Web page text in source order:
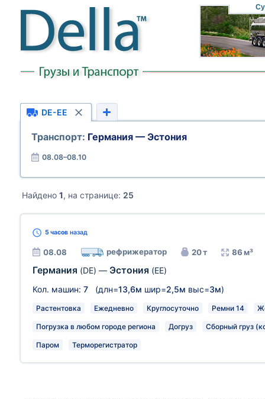
DE-EE
Транспорт: Германия — Эстония
08.08–08.10
Найдено 1, на странице: 25
5 часов назад
08.08 рефрижератор 20 т 86 м³
Германия (DE) — Эстония (EE)
Кол. машин: 7 (длн=13,6м шир=2,5м выс=3м)
Растентовка Ежедневно Круглосуточно Ремни 14
Погрузка в любом городе региона Догруз Сборный груз
Паром Терморегистратор